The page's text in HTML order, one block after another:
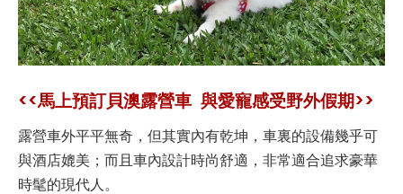
<<馬上預訂貝澳露營車 與愛寵感受野外假期>>
露營車外平平無奇，但其實內有乾坤，車裏的設備幾乎可
與酒店媲美；而且車內設計時尚舒適，非常適合追求豪華
時髦的現代人。